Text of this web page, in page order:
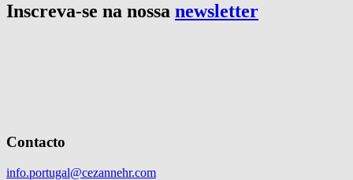
Inscreva-se na nossa newsletter
Contacto
info.portugal@cezannehr.com